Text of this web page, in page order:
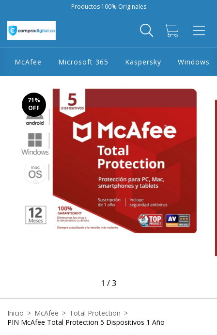
Productos 100% Originales
McAfee Microsoft 365 Kaspersky Windows
71%
OFF
1 /3
Inicio > McAfee > Total Protection >
PIN McAfee Total Protection 5 Dispositivos 1 Año